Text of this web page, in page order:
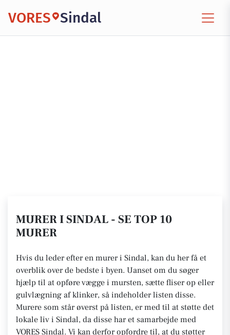
VORES Sindal
MURER I SINDAL - SE TOP 10
MURER
Hvis du leder efter en murer i Sindal, kan du her få et
overblik over de bedste i byen. Uanset om du søger
hjælp til at opføre vægge i mursten, sætte fliser op eller
gulvlægning af klinker, så indeholder listen disse.
Murere som står øverst på listen, er med til at støtte det
lokale liv i Sindal, da disse har et samarbejde med
VORES Sindal. Vi kan derfor opfordre til, at du støtter